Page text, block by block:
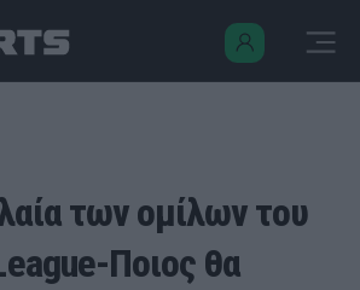
των ομίλων του
Ποιος θα